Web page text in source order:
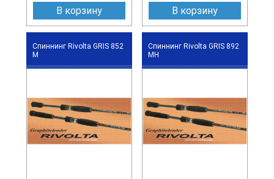
В корзину
В корзину
Спиннинг Rivolta GRIS 852
M
Спиннинг Rivolta GRIS 892
MH